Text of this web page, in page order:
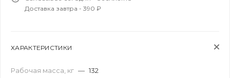
Доставка завтра - 390 ₽
ХАРАКТЕРИСТИКИ
Рабочая масса, кг — 132